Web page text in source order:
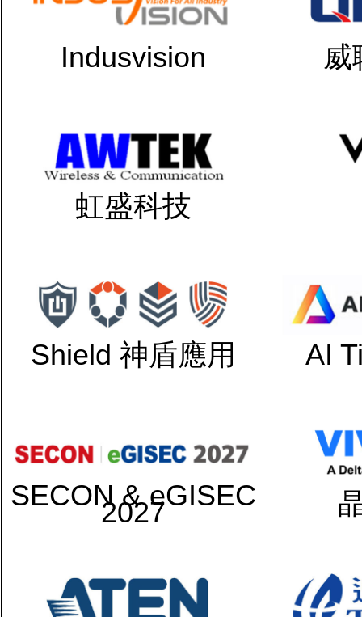
Indusvision 威
虹盛科技
Shield 神盾應用 AI
SECON & eGISEC
2027